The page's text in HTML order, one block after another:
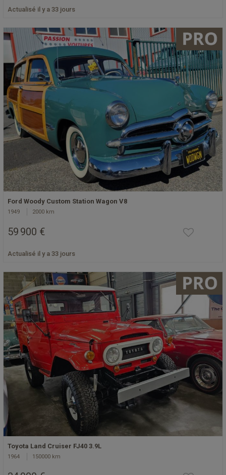
Actualisé il y a 33 jours
Ford Woody Custom Station Wagon V8
1949 2000 km
59 900 €
Actualisé il y a 33 jours
Toyota Land Cruiser FJ40 3.9L
1964 150000 km